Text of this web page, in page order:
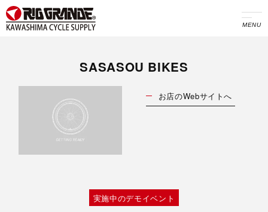
MENU
SASASOU BIKES
お店のWebサイトへ
実施中のデモイベント